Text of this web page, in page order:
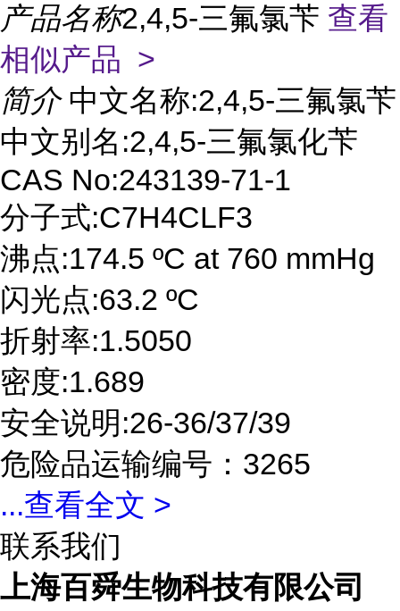
产品名称2,4,5-三氟氯苄 查看
相似产品 >
简介 中文名称:2,4,5-三氟氯苄
中文别名:2,4,5-三氟氯化苄
CAS No:243139-71-1
分子式:C7H4CLF3
沸点:174.5 ºC at 760 mmHg
闪光点:63.2 ºC
折射率:1.5050
密度:1.689
安全说明:26-36/37/39
危险品运输编号：3265
...查看全文 >
联系我们
上海百舜生物科技有限公司